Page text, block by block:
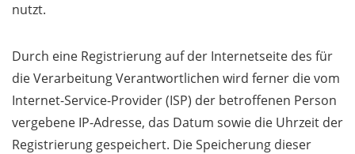
nutzt.
Durch eine Registrierung auf der Internetseite des für
die Verarbeitung Verantwortlichen wird ferner die vom
Internet-Service-Provider (ISP) der betroffenen Person
vergebene IP-Adresse, das Datum sowie die Uhrzeit der
Registrierung gespeichert. Die Speicherung dieser